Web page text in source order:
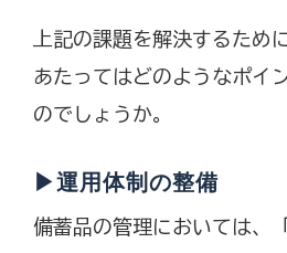
上記の課題を解決するため
あたってはどのようなポイ
のでしょうか。
▶運用体制の整備
備蓄品の管理においては、